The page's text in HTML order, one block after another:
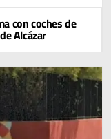
con coches de
Alcázar